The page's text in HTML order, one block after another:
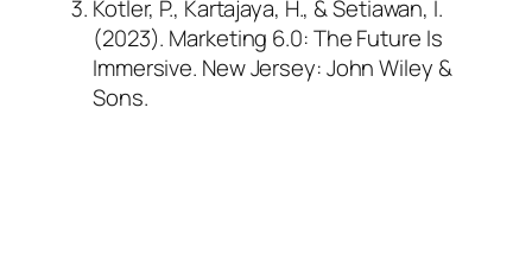
Kotler, P., Kartajaya, H., & Setiawan, I.
(2023). Marketing 6.0: The Future Is
Immersive. New Jersey: John Wiley &
Sons.